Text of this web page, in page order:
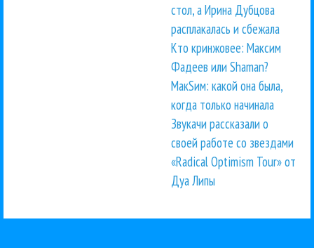
стол, а Ирина Дубцова
расплакалась и сбежала
Кто кринжовее: Максим
Фадеев или Shaman?
МакSим: какой она была,
когда только начинала
Звукачи рассказали о
своей работе со звездами
«Radical Optimism Tour» от
Дуа Липы